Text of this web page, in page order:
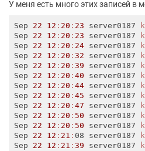
У меня есть много этих записей в
Sep 22 12 : 20 : 23 server0187
Sep 22 12 : 20 : 23 server0187
Sep 22 12 : 20 : 24 server0187
Sep 22 12 : 20 :32 server0187
Sep 22 12 : 20 :39 server0187
Sep 22 12 : 20 :40 server0187
Sep 22 12 : 20 :44 server0187
Sep 22 12 : 20 :45 server0187
Sep 22 12 : 20 :47 server0187
Sep 22 12 : 20 : 50 server0187
Sep 22 12 : 20 : 50 server0187
Sep 22 12 : 21 :08 server0187
Sep 22 12 : 21 :39 server0187